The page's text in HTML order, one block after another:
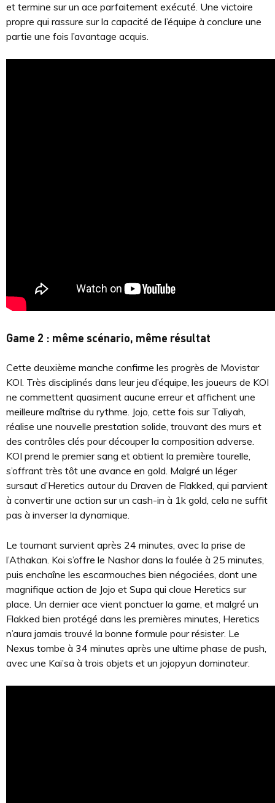
et termine sur un ace parfaitement exécuté. Une victoire
propre qui rassure sur la capacité de l’équipe à conclure une
partie une fois l’avantage acquis.
Game 2 : même scénario, même résultat
Cette deuxième manche confirme les progrès de Movistar
KOI. Très disciplinés dans leur jeu d’équipe, les joueurs de KOI
ne commettent quasiment aucune erreur et affichent une
meilleure maîtrise du rythme. Jojo, cette fois sur Taliyah,
réalise une nouvelle prestation solide, trouvant des murs et
des contrôles clés pour découper la composition adverse.
KOI prend le premier sang et obtient la première tourelle,
s’offrant très tôt une avance en gold. Malgré un léger
sursaut d’Heretics autour du Draven de Flakked, qui parvient
à convertir une action sur un cash-in à 1k gold, cela ne suffit
pas à inverser la dynamique.
Le tournant survient après 24 minutes, avec la prise de
l’Athakan. Koi s’offre le Nashor dans la foulée à 25 minutes,
puis enchaîne les escarmouches bien négociées, dont une
magnifique action de Jojo et Supa qui cloue Heretics sur
place. Un dernier ace vient ponctuer la game, et malgré un
Flakked bien protégé dans les premières minutes, Heretics
n’aura jamais trouvé la bonne formule pour résister. Le
Nexus tombe à 34 minutes après une ultime phase de push,
avec une Kai’sa à trois objets et un jojopyun dominateur.